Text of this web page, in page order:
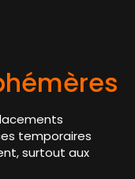
temporaires
surtout aux